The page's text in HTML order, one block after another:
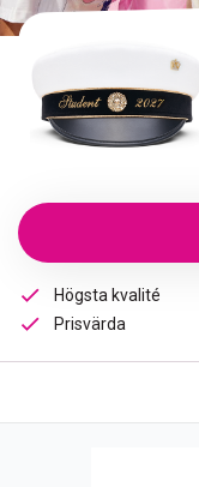
Högsta kvalité
Prisvärda